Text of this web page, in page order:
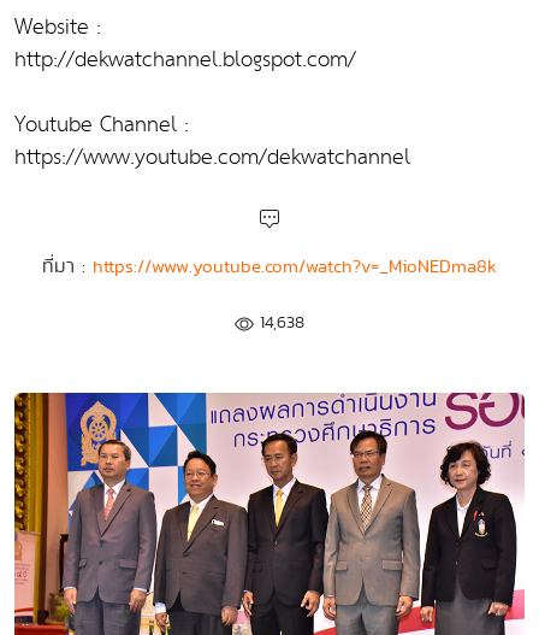
Website :
http://dekwatchannel.blogspot.com/
Youtube Channel :
https://www.youtube.com/dekwatchannel
ที่มา : https://www.youtube.com/watch?v=_MioNEDma8k
14,638